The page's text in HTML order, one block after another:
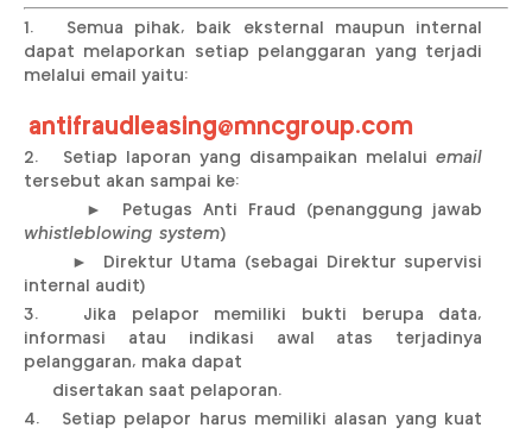
1. Semua pihak, baik eksternal maupun internal
dapat melaporkan setiap pelanggaran yang terjadi
melalui email yaitu:
antifraudleasing@mncgroup.com
2. Setiap laporan yang disampaikan melaluiemail
tersebut akan sampai ke:
► Petugas Anti Fraud (penanggung jawab
whistleblowing system)
► Direktur Utama (sebagai Direktur supervisi
internal audit)
3. Jika pelapor memiliki bukti berupa data,
informasi atau indikasi awal atas terjadinya
pelanggaran, maka dapat
disertakan saat pelaporan.
4. Setiap pelapor harus memiliki alasan yang kuat